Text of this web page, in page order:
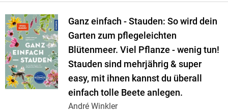
Ganz einfach - Stauden: So wird dein
Garten zum pflegeleichten
Blütenmeer. Viel Pflanze - wenig tun!
Stauden sind mehrjährig & super
easy, mit ihnen kannst du überall
einfach tolle Beete anlegen.
André Winkler